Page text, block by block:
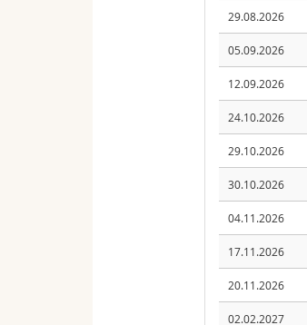
29.08.2026
05.09.2026
12.09.2026
24.10.2026
29.10.2026
30.10.2026
04.11.2026
17.11.2026
20.11.2026
02.02.2027